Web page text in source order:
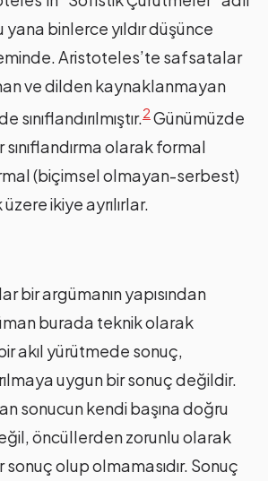
yana binlerce yıldır düşünce
Aristoteles’te safsatalar
ve dilden kaynaklanmayan
2 Günümüzde
olarak formal
(biçimsel olmayan-serbest)
ikiye ayrılırlar.
bir argümanın yapısından
burada teknik olarak
akıl yürütmede sonuç,
uygun bir sonuç değildir.
sonucun kendi başına doğru
öncüllerden zorunlu olarak
sonuç olup olmamasıdır. Sonuç